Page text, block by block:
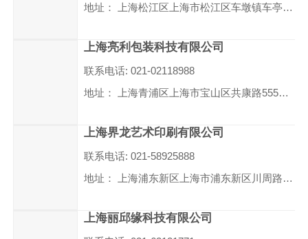
地址： 上海松江区上海市松江区车墩镇车亭公路616号-3
上海亮利包装科技有限公司
联系电话: 021-02118988
地址： 上海青浦区上海市宝山区共康路555号4幢308室
上海界龙艺术印刷有限公司
联系电话: 021-58925888
地址： 上海浦东新区上海市浦东新区川周路7077号
上海丽邱缘科技有限公司